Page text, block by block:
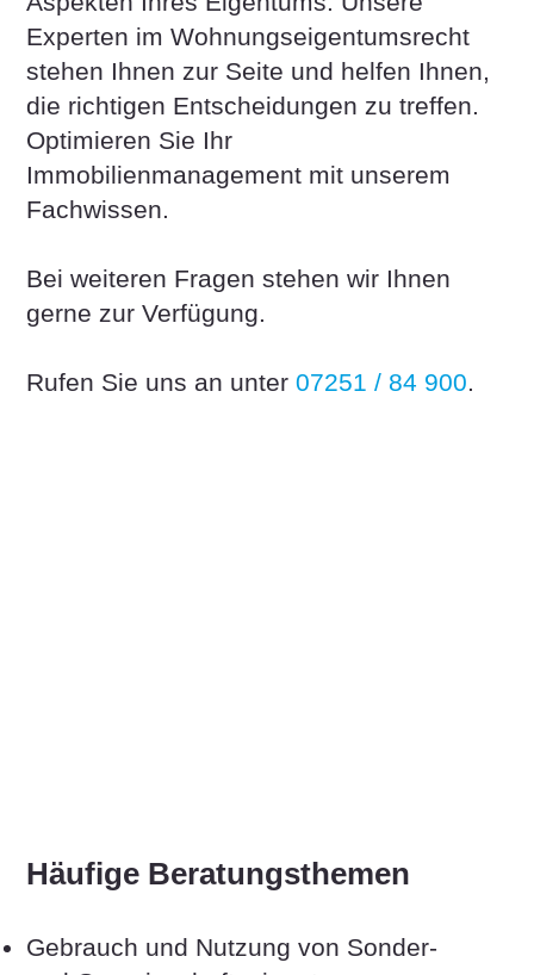
​Häufige Beratungsthemen
Gebrauch und Nutzung von Sonder-
Experten im Wohnungseigentumsrecht
stehen Ihnen zur Seite und helfen Ihnen,
die richtigen Entscheidungen zu treffen.
Optimieren Sie Ihr
Immobilienmanagement mit unserem
Fachwissen.
Bei weiteren Fragen stehen wir Ihnen
gerne zur Verfügung.
Rufen Sie uns an unter07251 / 84 900.